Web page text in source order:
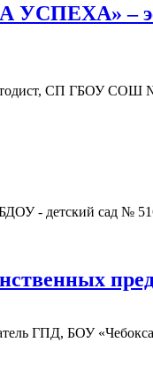
–
СП ГБОУ СОШ
- детский сад №
ГПД, БОУ